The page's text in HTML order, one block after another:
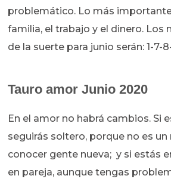
problemático. Lo más importante
familia, el trabajo y el dinero. Los
de la suerte para junio serán: 1-7-
Tauro amor Junio 2020
En el amor no habrá cambios. Si
seguirás soltero, porque no es un
conocer gente nueva; y si estás
en pareja, aunque tengas